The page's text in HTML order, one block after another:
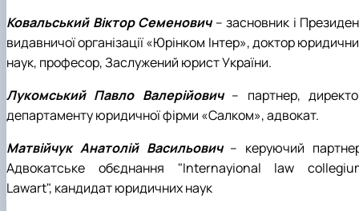
Ковальський Віктор Семенович– засновник і
видавничої організації «Юрінком Інтер», доктор
наук, професор, Заслужений юрист України.
Лукомський Павло Валерійович– партнер,
департаменту юридичної фірми «Салком», адвокат.
Матвійчук Анатолій Васильович– керуючий
Адвокатське обєднання "Internayional law
Lawart", кандидат юридичних наук